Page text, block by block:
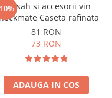
Set sah si accesorii vin
Caseta rafinata
81 RON
73 RON
ADAUGA IN COS